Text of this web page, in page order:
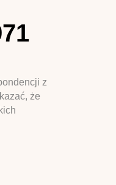
z
że